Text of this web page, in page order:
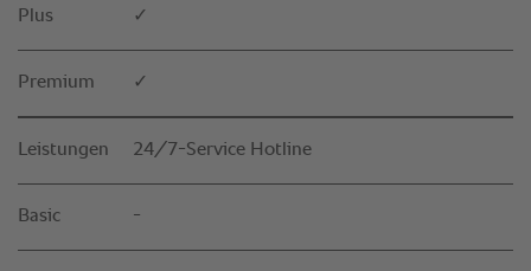
Plus ✓
Premium ✓
Leistungen 24/7-Service Hotline
Basic -